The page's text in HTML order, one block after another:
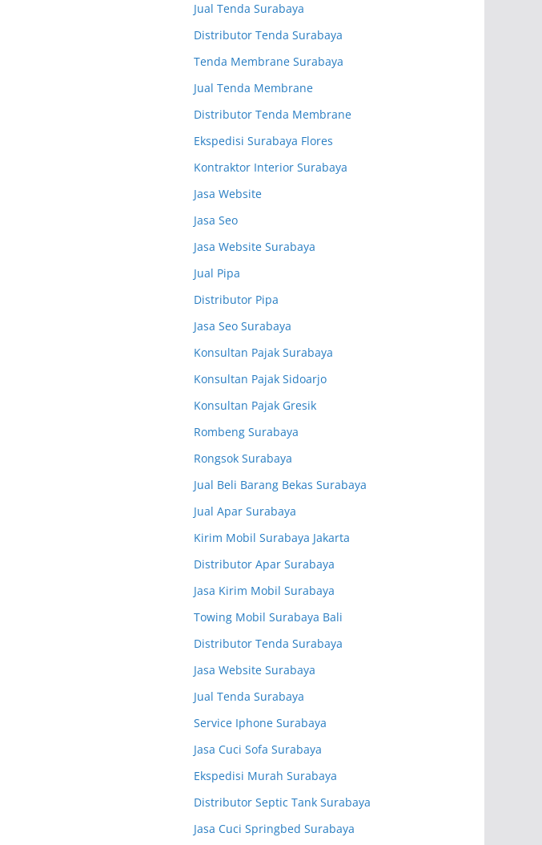
Jual Tenda Surabaya
Distributor Tenda Surabaya
Tenda Membrane Surabaya
Jual Tenda Membrane
Distributor Tenda Membrane
Ekspedisi Surabaya Flores
Kontraktor Interior Surabaya
Jasa Website
Jasa Seo
Jasa Website Surabaya
Jual Pipa
Distributor Pipa
Jasa Seo Surabaya
Konsultan Pajak Surabaya
Konsultan Pajak Sidoarjo
Konsultan Pajak Gresik
Rombeng Surabaya
Rongsok Surabaya
Jual Beli Barang Bekas Surabaya
Jual Apar Surabaya
Kirim Mobil Surabaya Jakarta
Distributor Apar Surabaya
Jasa Kirim Mobil Surabaya
Towing Mobil Surabaya Bali
Distributor Tenda Surabaya
Jasa Website Surabaya
Jual Tenda Surabaya
Service Iphone Surabaya
Jasa Cuci Sofa Surabaya
Ekspedisi Murah Surabaya
Distributor Septic Tank Surabaya
Jasa Cuci Springbed Surabaya